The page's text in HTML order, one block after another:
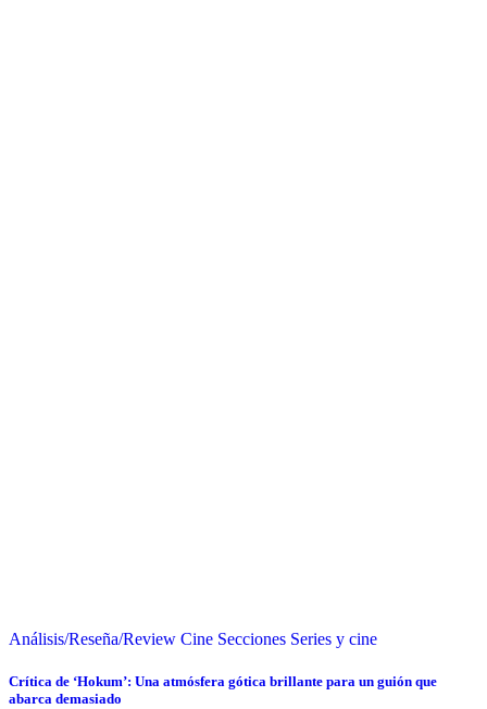
Análisis/Reseña/Review Cine Secciones Series y cine
Crítica de ‘Hokum’: Una atmósfera gótica brillante para un guión que
abarca demasiado